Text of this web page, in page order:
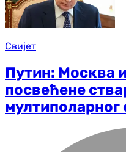
Свијет
Путин: Москва
посвећене
мултиполарног